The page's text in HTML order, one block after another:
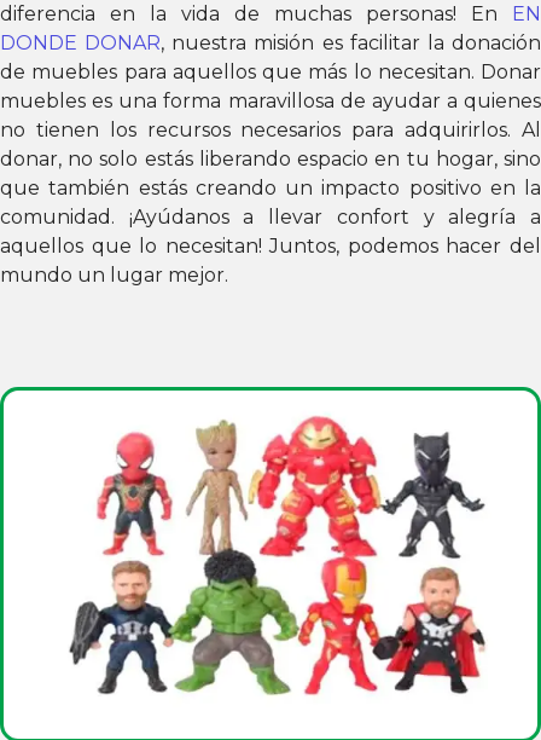
diferencia en la vida de muchas personas! En EN
DONDE DONAR, nuestra misión es facilitar la donación
de muebles para aquellos que más lo necesitan. Donar
muebles es una forma maravillosa de ayudar a quienes
no tienen los recursos necesarios para adquirirlos. Al
donar, no solo estás liberando espacio en tu hogar, sino
que también estás creando un impacto positivo en la
comunidad. ¡Ayúdanos a llevar confort y alegría a
aquellos que lo necesitan! Juntos, podemos hacer del
mundo un lugar mejor.